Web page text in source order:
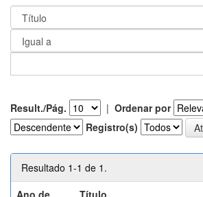
Result./Pág. | Ordenar por
Registro(s)
Resultado 1-1 de 1.
Ano de
Título